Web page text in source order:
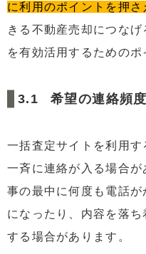
に利用のポイントを押さ
きる不動産売却につな
を有効活用するためのポ
希望の連絡頻
一括査定サイトを利用
一斉に連絡が入る場合
事の最中に何度も電話
になったり、内容を落
する場合があります。